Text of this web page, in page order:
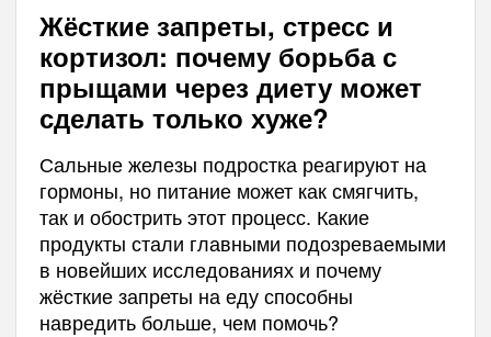
Жёсткие запреты, стресс и
кортизол: почему борьба с
прыщами через диету может
сделать только хуже?
Сальные железы подростка реагируют на
гормоны, но питание может как смягчить,
так и обострить этот процесс. Какие
продукты стали главными подозреваемыми
в новейших исследованиях и почему
жёсткие запреты на еду способны
навредить больше, чем помочь?